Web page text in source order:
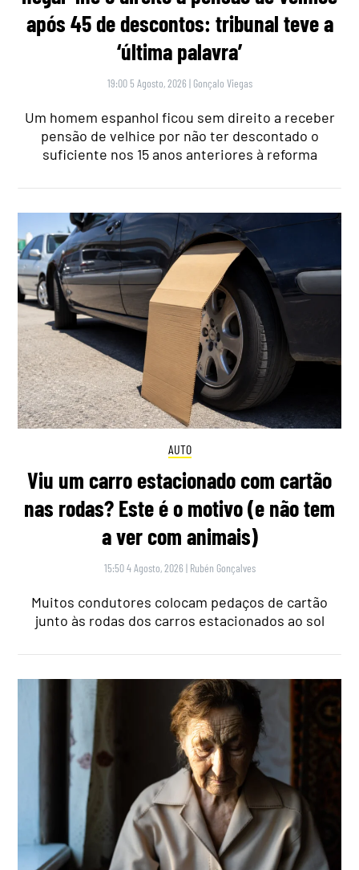
após 45 de descontos: tribunal teve a
‘última palavra’
19:00 5 Agosto, 2026 | Gonçalo Viegas
Um homem espanhol ficou sem direito a receber
pensão de velhice por não ter descontado o
suficiente nos 15 anos anteriores à reforma
AUTO
Viu um carro estacionado com cartão
nas rodas? Este é o motivo (e não tem
a ver com animais)
15:50 4 Agosto, 2026 | Rubén Gonçalves
Muitos condutores colocam pedaços de cartão
junto às rodas dos carros estacionados ao sol